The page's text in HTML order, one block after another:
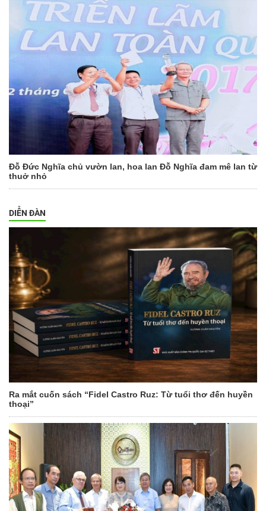
Đỗ Đức Nghĩa chủ vườn lan, hoa lan Đỗ Nghĩa đam mê lan từ
thuở nhỏ
DIỄN ĐÀN
Ra mắt cuốn sách “Fidel Castro Ruz: Từ tuổi thơ đến huyền
thoại”